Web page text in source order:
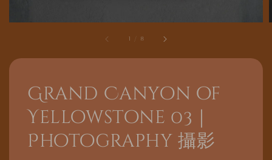
1 8
Grand Canyon of
Yellowstone 03｜
Photography 攝影